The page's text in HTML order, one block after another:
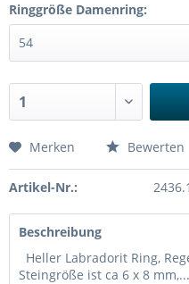
Ringgröße Damenring:
Merken Bewerten
Artikel-Nr.: 2436.1
Beschreibung
Heller Labradorit Ring,
Steingröße ist ca 6 x 8 mm,...